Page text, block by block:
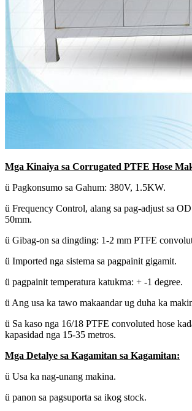
Mga Kinaiya sa Corrugated PTFE Hose
ü Pagkonsumo sa Gahum: 380V, 1.5KW.
ü Frequency Control, alang sa pag-adjust sa
50mm.
ü Gibag-on sa dingding: 1-2 mm PTFE
ü Imported nga sistema sa pagpainit gigamit.
ü pagpainit temperatura katukma: + -1 degree.
ü Ang usa ka tawo makaandar ug duha ka
ü Sa kaso nga 16/18 PTFE convoluted hose
kapasidad nga 15-35 metros.
Mga Detalye sa Kagamitan sa Kagamitan:
ü Usa ka nag-unang makina.
ü panon sa pagsuporta sa ikog stock.